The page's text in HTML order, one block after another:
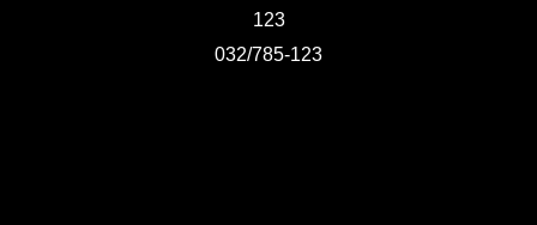
123
032/785-123